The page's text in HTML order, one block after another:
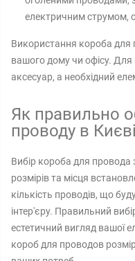
електричним струмом,
Використання короба для
вашого дому чи офісу.
аксесуар, а необхідний
Як правильно
проводу в Києві
Вибір короба для провода
розмірів та місця
кількість проводів, що
інтер'єру. Правильний
естетичний вигляд вашої
короб для проводов